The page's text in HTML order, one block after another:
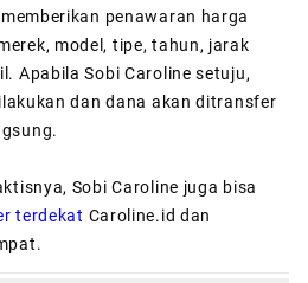
penawaran harga
model, tipe, tahun, jarak
Apabila Sobi Caroline setuju,
dan dana akan ditransfer
Sobi Caroline juga bisa
terdekat Caroline.id dan